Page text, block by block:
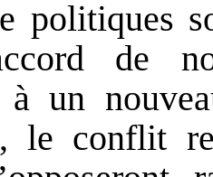
politiques
de
à un
le conflit